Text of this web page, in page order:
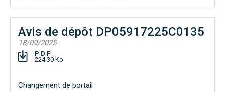
Avis de dépôt DP05917225C0135
18/09/2025
PDF
224.30 Ko
Changement de portail